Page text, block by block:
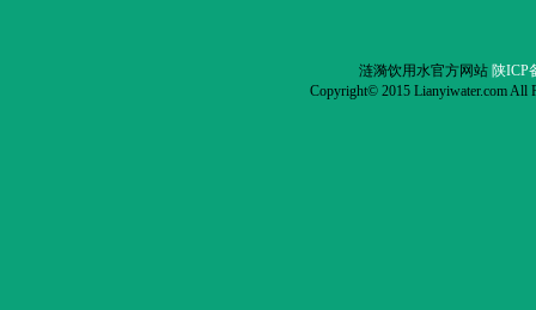
涟漪饮用水官方网站 陕ICP
Copyright© 2015 Lianyiwater.com